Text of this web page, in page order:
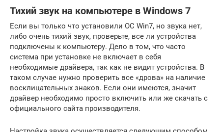
Тихий звук на компьютере в Windows 7
Если вы только что установили ОС Win7, но звука нет,
либо очень тихий звук, проверьте, все ли устройства
подключены к компьютеру. Дело в том, что часто
система при установке не включает в себя
необходимые драйвера, так как не видит устройства. В
таком случае нужно проверить все «дрова» на наличие
восклицательных знаков. Если они имеются, значит
драйвер необходимо просто включить или же скачать с
официального сайта производителя.